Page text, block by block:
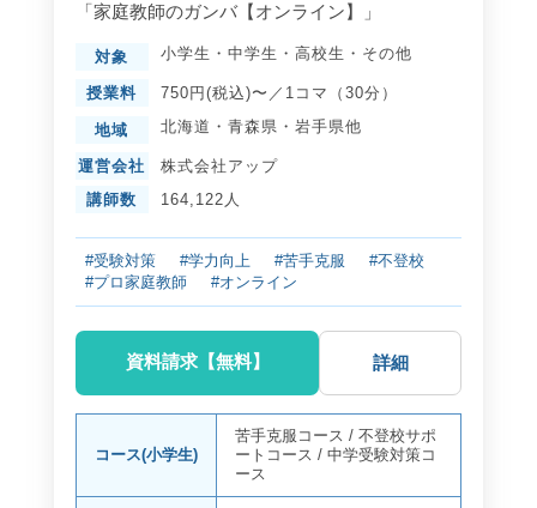
「家庭教師のガンバ【オンライン】」
対象 小学生 ・ 中学生 ・ 高校生 ・ その他
授業料 750円(税込)〜／1コマ（30分）
地域 北海道 ・ 青森県 ・ 岩手県他
運営会社
株式会社アップ
講師数
164,122人
#受験対策 #学力向上 #苦手克服
#不登校
#プロ家庭教師
#オンライン
資料請求【無料】 詳細
コース(小学生)
苦手克服コース /不登校サポ
ートコース /中学受験対策コ
ース